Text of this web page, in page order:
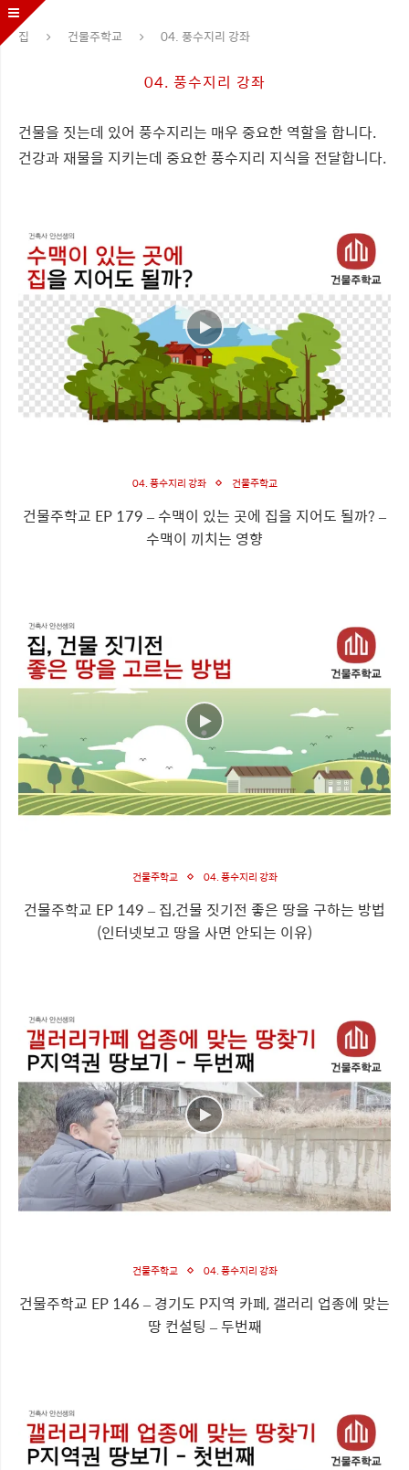
집 건물주학교 04. 풍수지리 강좌
04. 풍수지리 강좌
건물을 짓는데 있어 풍수지리는 매우 중요한 역할을 합니다.
건강과 재물을 지키는데 중요한 풍수지리 지식을 전달합니다.
04. 풍수지리 강좌 건물주학교
건물주학교 EP 179 – 수맥이 있는 곳에 집을 지어도 될까? –
수맥이 끼치는 영향
건물주학교 04. 풍수지리 강좌
건물주학교 EP 149 – 집,건물 짓기전 좋은 땅을 구하는 방법
(인터넷보고 땅을 사면 안되는 이유)
건물주학교 04. 풍수지리 강좌
건물주학교 EP 146 – 경기도 P지역 카페, 갤러리 업종에 맞는
땅 컨설팅 – 두번째